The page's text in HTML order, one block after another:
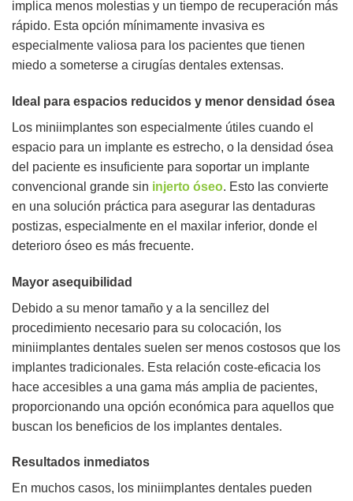
implica menos molestias y un tiempo de recuperación más
rápido. Esta opción mínimamente invasiva es
especialmente valiosa para los pacientes que tienen
miedo a someterse a cirugías dentales extensas.
Ideal para espacios reducidos y menor densidad ósea
Los miniimplantes son especialmente útiles cuando el
espacio para un implante es estrecho, o la densidad ósea
del paciente es insuficiente para soportar un implante
convencional grande sin injerto óseo. Esto las convierte
en una solución práctica para asegurar las dentaduras
postizas, especialmente en el maxilar inferior, donde el
deterioro óseo es más frecuente.
Mayor asequibilidad
Debido a su menor tamaño y a la sencillez del
procedimiento necesario para su colocación, los
miniimplantes dentales suelen ser menos costosos que los
implantes tradicionales. Esta relación coste-eficacia los
hace accesibles a una gama más amplia de pacientes,
proporcionando una opción económica para aquellos que
buscan los beneficios de los implantes dentales.
Resultados inmediatos
En muchos casos, los miniimplantes dentales pueden